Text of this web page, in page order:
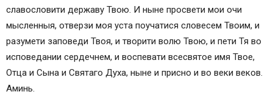
славословити державу Твою. И ныне просвети мои очи
мысленныя, отверзи моя уста поучатися словесем Твоим, и
разумети заповеди Твоя, и творити волю Твою, и пети Тя во
исповедании сердечнем, и воспевати всесвятое имя Твое,
Отца и Сына и Святаго Духа, ныне и присно и во веки веков.
Аминь.